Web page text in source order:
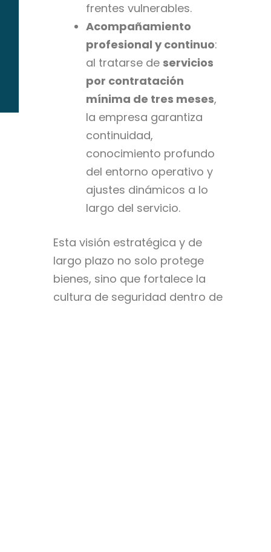
frentes vulnerables.
Acompañamiento
profesional y continuo:
al tratarse de servicios
por contratación
mínima de tres meses,
la empresa garantiza
continuidad,
conocimiento profundo
del entorno operativo y
ajustes dinámicos a lo
largo del servicio.
Esta visión estratégica y de
largo plazo no solo protege
bienes, sino que fortalece la
cultura de seguridad dentro de